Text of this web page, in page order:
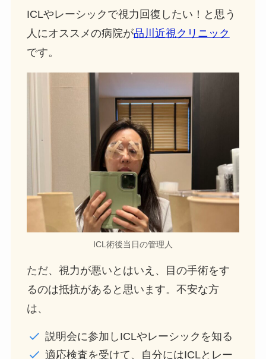
ICLやレーシックで視力回復したい！と思う
人にオススメの病院が品川近視クリニック
です。
ICL術後当日の管理人
ただ、視力が悪いとはいえ、目の手術をす
るのは抵抗があると思います。不安な方
は、
説明会に参加しICLやレーシックを知る
適応検査を受けて、自分にはICLとレー